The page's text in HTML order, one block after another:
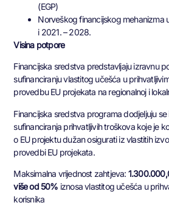
(EGP)
Norveškog financijskog mehanizma
i 2021. – 2028.
Visina potpore
Financijska sredstva predstavljaju izravnu
sufinanciranju vlastitog učešća u
provedbu EU projekata na regionalnoj i
Financijska sredstva programa dodjeljuju se
sufinanciranja prihvatljivih troškova koje je
o EU projektu dužan osigurati iz vlastitih
provedbi EU projekata.
Maksimalna vrijednost zahtjeva:
više od 50% iznosa vlastitog učešća u
korisnika